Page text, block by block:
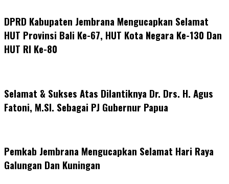
DPRD Kabupaten Jembrana Mengucapkan Selamat
HUT Provinsi Bali Ke-67, HUT Kota Negara Ke-130 Dan
HUT RI Ke-80
Selamat & Sukses Atas Dilantiknya Dr. Drs. H. Agus
Fatoni, M.SI. Sebagai PJ Gubernur Papua
Pemkab Jembrana Mengucapkan Selamat Hari Raya
Galungan Dan Kuningan